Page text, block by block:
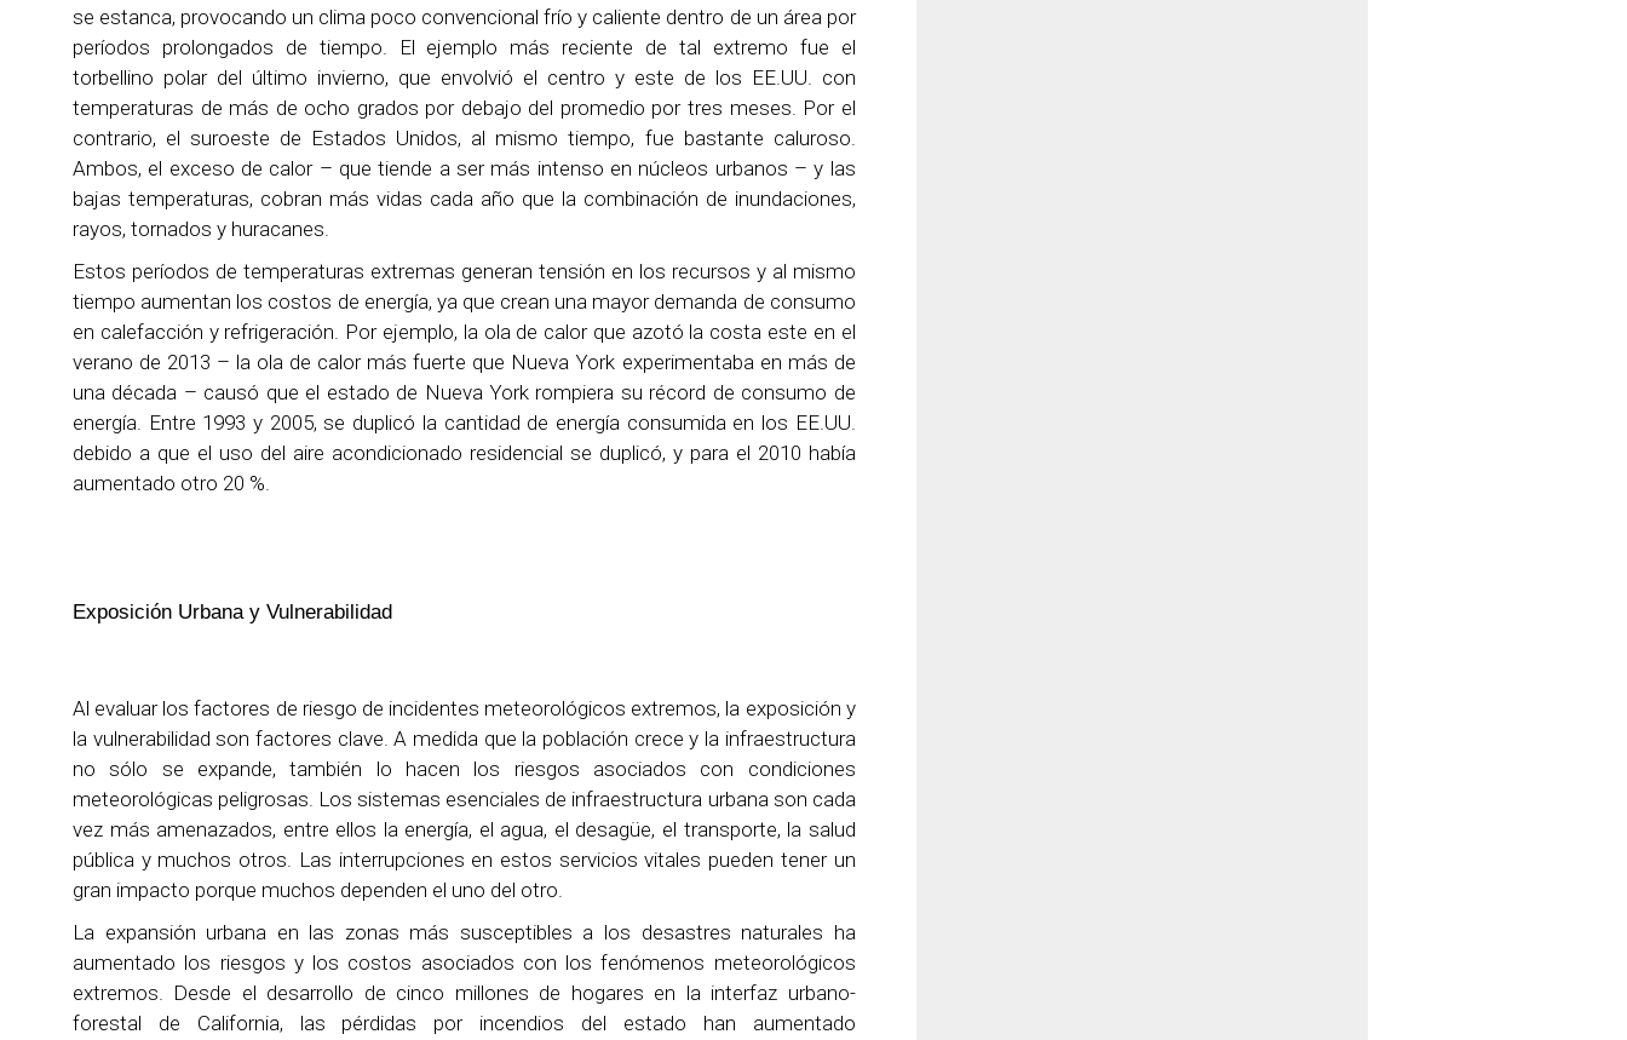
se estanca, provocando un clima poco convencional frío y caliente dentro de un área por
períodos prolongados de tiempo. El ejemplo más reciente de tal extremo fue el
torbellino polar del último invierno, que envolvió el centro y este de los EE.UU. con
temperaturas de más de ocho grados por debajo del promedio por tres meses. Por el
contrario, el suroeste de Estados Unidos, al mismo tiempo, fue bastante caluroso.
Ambos, el exceso de calor – que tiende a ser más intenso en núcleos urbanos – y las
bajas temperaturas, cobran más vidas cada año que la combinación de inundaciones,
rayos, tornados y huracanes.
Estos períodos de temperaturas extremas generan tensión en los recursos y al mismo
tiempo aumentan los costos de energía, ya que crean una mayor demanda de consumo
en calefacción y refrigeración. Por ejemplo, la ola de calor que azotó la costa este en el
verano de 2013 – la ola de calor más fuerte que Nueva York experimentaba en más de
una década – causó que el estado de Nueva York rompiera su récord de consumo de
energía. Entre 1993 y 2005, se duplicó la cantidad de energía consumida en los EE.UU.
debido a que el uso del aire acondicionado residencial se duplicó, y para el 2010 había
aumentado otro 20 %.
Exposición Urbana y Vulnerabilidad
Al evaluar los factores de riesgo de incidentes meteorológicos extremos, la exposición y
la vulnerabilidad son factores clave. A medida que la población crece y la infraestructura
no sólo se expande, también lo hacen los riesgos asociados con condiciones
meteorológicas peligrosas. Los sistemas esenciales de infraestructura urbana son cada
vez más amenazados, entre ellos la energía, el agua, el desagüe, el transporte, la salud
pública y muchos otros. Las interrupciones en estos servicios vitales pueden tener un
gran impacto porque muchos dependen el uno del otro.
La expansión urbana en las zonas más susceptibles a los desastres naturales ha
aumentado los riesgos y los costos asociados con los fenómenos meteorológicos
extremos. Desde el desarrollo de cinco millones de hogares en la interfaz urbano-
forestal de California, las pérdidas por incendios del estado han aumentado